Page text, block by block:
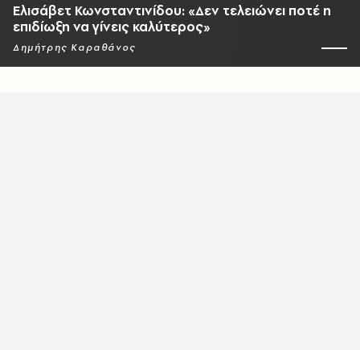
Ελισάβετ Κωνσταντινίδου: «Δεν τελειώνει ποτέ η
επιδίωξη να γίνεις καλύτερος»
Δημήτρης Καραθάνος